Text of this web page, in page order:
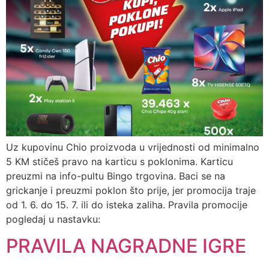
Uz kupovinu Chio proizvoda u vrijednosti od minimalno
5 KM stičeš pravo na karticu s poklonima. Karticu
preuzmi na info-pultu Bingo trgovina. Baci se na
grickanje i preuzmi poklon što prije, jer promocija traje
od 1. 6. do 15. 7. ili do isteka zaliha. Pravila promocije
pogledaj u nastavku:
PRAVILA NAGRADNE IGRE